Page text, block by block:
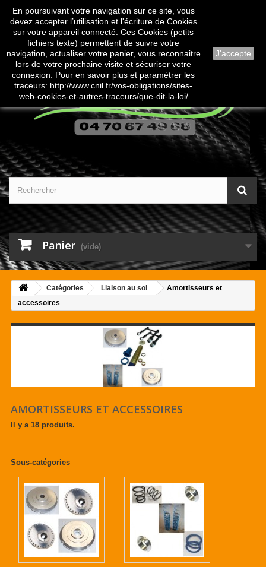
Contactez-nous
Panier (vide)
Catégories Liaison au sol
Amortisseurs et
accessoires
AMORTISSEURS ET ACCESSOIRES
Il y a 18 produits.
Sous-catégories
En poursuivant votre navigation sur ce site, vous
devez accepter l’utilisation et l'écriture de Cookies
sur votre appareil connecté. Ces Cookies (petits
fichiers texte) permettent de suivre votre
navigation, actualiser votre panier, vous reconnaitre
lors de votre prochaine visite et sécuriser votre
connexion. Pour en savoir plus et paramétrer les
traceurs: http://www.cnil.fr/vos-obligations/sites-
web-cookies-et-autres-traceurs/que-dit-la-loi/
J'accepte